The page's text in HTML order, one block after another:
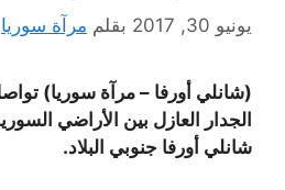
يونيو 30, 2017 بقلم مرآة سوريا
(شانلي أورفا – مرآة سوريا)
الجدار العازل بين الأراضي
شانلي أورفا جنوبي البلاد.